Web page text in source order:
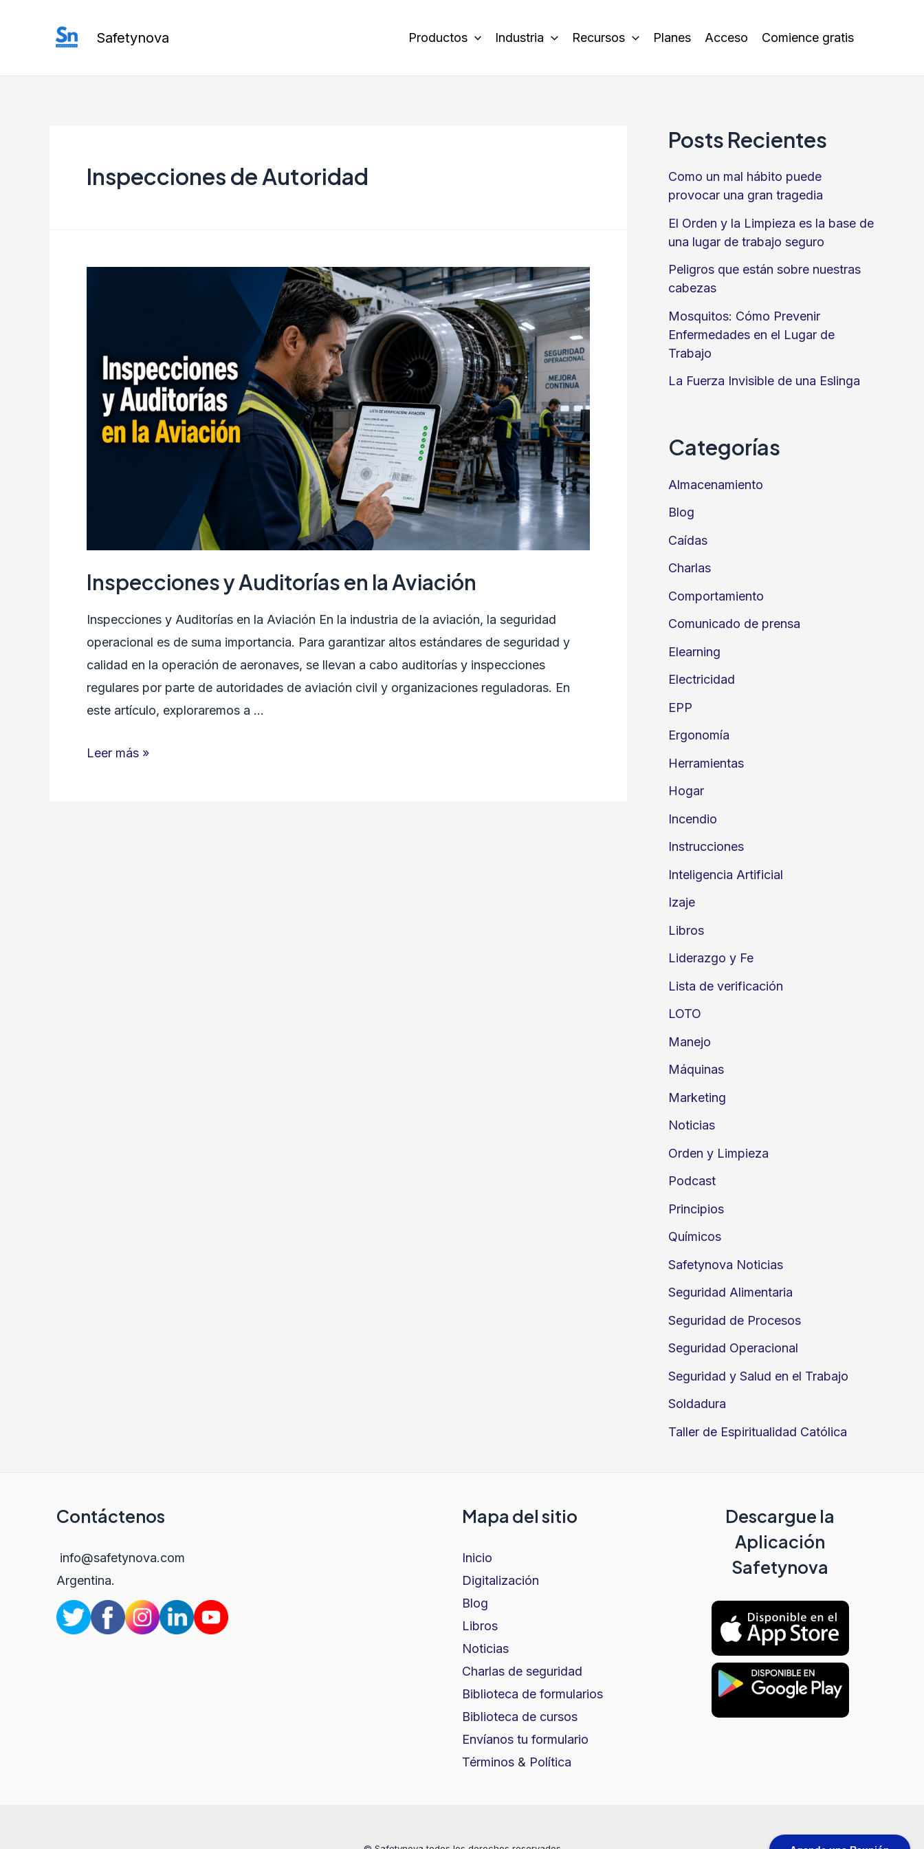
Safetynova Productos Industria Recursos Planes Acceso Comience gratis
Inspecciones de Autoridad
Inspecciones y Auditorías en la Aviación
Inspecciones y Auditorías en la Aviación En la industria de la aviación, la seguridad
operacional es de suma importancia. Para garantizar altos estándares de seguridad y
calidad en la operación de aeronaves, se llevan a cabo auditorías y inspecciones
regulares por parte de autoridades de aviación civil y organizaciones reguladoras. En
este artículo, exploraremos a …
Inspecciones
Leer más »
Posts Recientes
Como un mal hábito puede
provocar una gran tragedia
El Orden y la Limpieza es la base de
una lugar de trabajo seguro
Peligros que están sobre nuestras
cabezas
Mosquitos: Cómo Prevenir
Enfermedades en el Lugar de
Trabajo
La Fuerza Invisible de una Eslinga
Categorías
Almacenamiento
Blog
Caídas
Charlas
Comportamiento
Comunicado de prensa
Elearning
Electricidad
EPP
Ergonomía
Herramientas
Hogar
Incendio
Instrucciones
Inteligencia Artificial
Izaje
Libros
Liderazgo y Fe
Lista de verificación
LOTO
Manejo
Máquinas
Marketing
Noticias
Orden y Limpieza
Podcast
Principios
Químicos
Safetynova Noticias
Seguridad Alimentaria
Seguridad de Procesos
Seguridad Operacional
Seguridad y Salud en el Trabajo
Soldadura
Taller de Espiritualidad Católica
Contáctenos
info@safetynova.com
Argentina.
Mapa del sitio
Inicio
Digitalización
Blog
Libros
Noticias
Charlas de seguridad
Biblioteca de formularios
Biblioteca de cursos
Envíanos tu formulario
Términos & Política
Descargue la
Aplicación
Safetynova